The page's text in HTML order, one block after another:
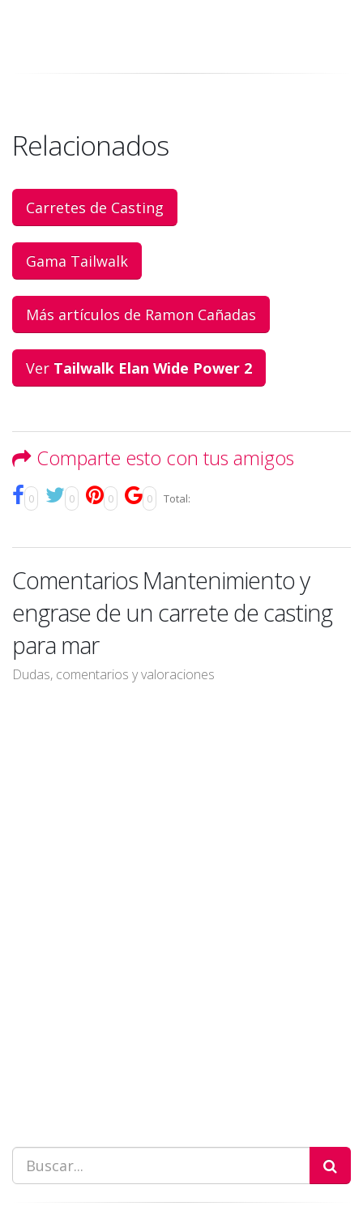
Relacionados
Carretes de Casting
Gama Tailwalk
Más artículos de Ramon Cañadas
Ver Tailwalk Elan Wide Power 2
Comparte esto con tus amigos
0 0 0 0 Total:
Comentarios Mantenimiento y
engrase de un carrete de casting
para mar
Dudas, comentarios y valoraciones